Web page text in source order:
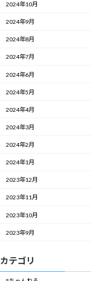
2024年10月
2024年9月
2024年8月
2024年7月
2024年6月
2024年5月
2024年4月
2024年3月
2024年2月
2024年1月
2023年12月
2023年11月
2023年10月
2023年9月
カテゴリ